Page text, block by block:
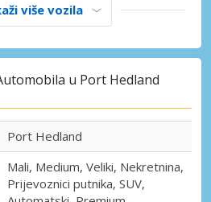
više vozila
u Port Hedland
Port Hedland
Mali, Medium, Veliki, Nekretnina,
Prijevoznici putnika, SUV,